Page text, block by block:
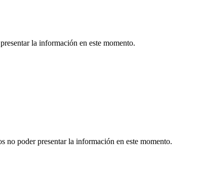
la información en este momento.
no poder presentar la información en este momento.